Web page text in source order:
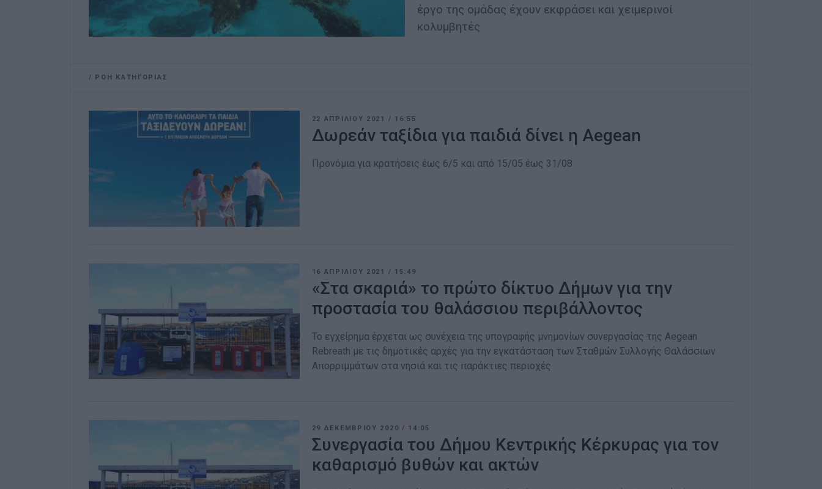
έργο της ομάδας έχουν εκφράσει και χειμερινοί
κολυμβητές
/ ΡΟΗ ΚΑΤΗΓΟΡΙΑΣ
22 ΑΠΡΙΛΊΟΥ 2021 / 16:55
Δωρεάν ταξίδια για παιδιά δίνει η Aegean
Προνόμια για κρατήσεις έως 6/5 και από 15/05 έως 31/08
16 ΑΠΡΙΛΊΟΥ 2021 / 15:49
«Στα σκαριά» το πρώτο δίκτυο Δήμων για την
προστασία του θαλάσσιου περιβάλλοντος
Το εγχείρημα έρχεται ως συνέχεια της υπογραφής μνημονίων συνεργασίας της Aegean
Rebreath με τις δημοτικές αρχές για την εγκατάσταση των Σταθμών Συλλογής Θαλάσσιων
Απορριμμάτων στα νησιά και τις παράκτιες περιοχές
29 ΔΕΚΕΜΒΡΊΟΥ 2020 / 14:05
Συνεργασία του Δήμου Κεντρικής Κέρκυρας για τον
καθαρισμό βυθών και ακτών